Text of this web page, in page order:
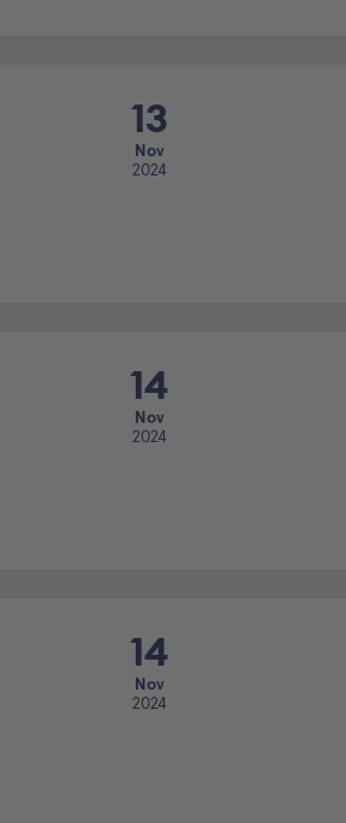
13
Nov
2024
14
Nov
2024
14
Nov
2024